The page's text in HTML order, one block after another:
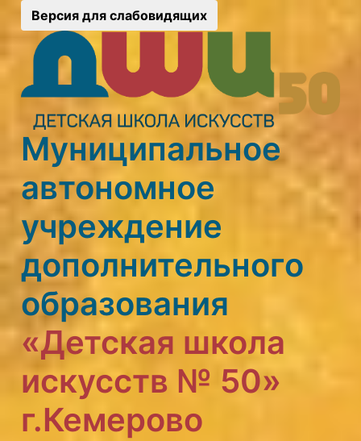
Версия для слабовидящих
Муниципальное
автономное
учреждение
дополнительного
образования
«Детская школа
искусств № 50»
г.Кемерово